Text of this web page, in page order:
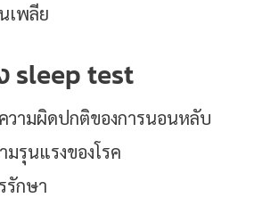
เพลีย
sleep test
วามผิดปกติของการนอนหลับ
มรุนแรงของโรค
รักษา